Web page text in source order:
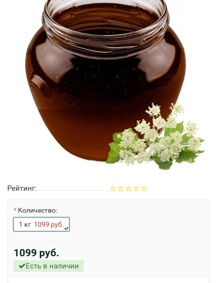
Рейтинг:
Количество:
1 кг 1099 руб.
1099 руб.
Есть в наличии